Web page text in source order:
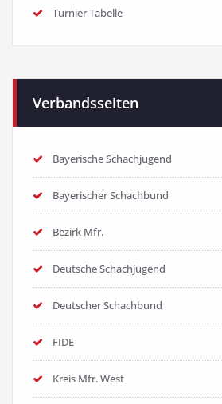
Turnier Tabelle
Verbandsseiten
Bayerische Schachjugend
Bayerischer Schachbund
Bezirk Mfr.
Deutsche Schachjugend
Deutscher Schachbund
FIDE
Kreis Mfr. West